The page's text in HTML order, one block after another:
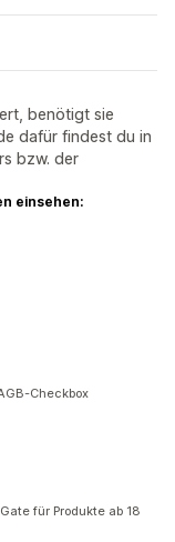
benötigt sie
dafür findest du in
bzw. der
einsehen:
Checkbox
für Produkte ab 18